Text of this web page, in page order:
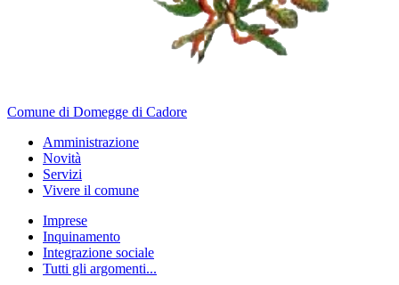
Comune di Domegge di Cadore
Amministrazione
Novità
Servizi
Vivere il comune
Imprese
Inquinamento
Integrazione sociale
Tutti gli argomenti...